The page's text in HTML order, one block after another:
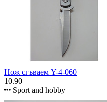
Нож сгъваем Y-4-060
10.90
Sport and hobby